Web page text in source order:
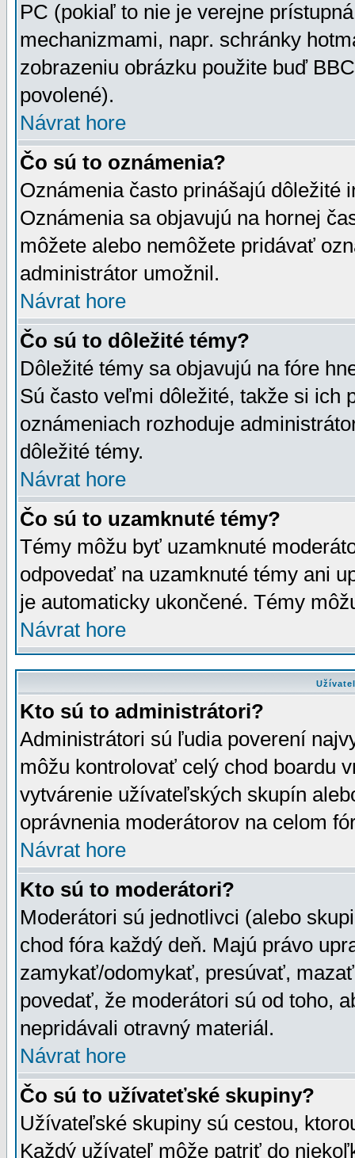
PC (pokiaľ to nie je verejne
mechanizmami, napr. schránky
zobrazeniu obrázku použite buď
povolené).
Návrat hore
Čo sú to oznámenia?
Oznámenia často prinášajú dôležité
Oznámenia sa objavujú na hornej
môžete alebo nemôžete pridávať
administrátor umožnil.
Návrat hore
Čo sú to dôležité témy?
Dôležité témy sa objavujú na fóre
Sú často veľmi dôležité, takže si ich
oznámeniach rozhoduje
dôležité témy.
Návrat hore
Čo sú to uzamknuté témy?
Témy môžu byť uzamknuté
odpovedať na uzamknuté témy ani
je automaticky ukončené. Témy
Návrat hore
Kto sú to administrátori?
Administrátori sú ľudia poverení
môžu kontrolovať celý chod boardu
vytvárenie užívateľských skupín
oprávnenia moderátorov na celom
Návrat hore
Kto sú to moderátori?
Moderátori sú jednotlivci (alebo
chod fóra každý deň. Majú právo
zamykať/odomykať, presúvať,
povedať, že moderátori sú od toho,
nepridávali otravný materiál.
Návrat hore
Čo sú to užívateťské skupiny?
Užívateľské skupiny sú cestou,
Každý užívateľ môže patriť do